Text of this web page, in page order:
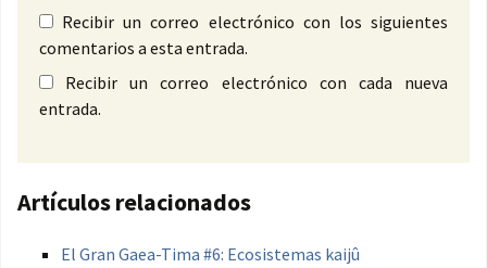
Recibir un correo electrónico con los siguientes
comentarios a esta entrada.
Recibir un correo electrónico con cada nueva
entrada.
Artículos relacionados
El Gran Gaea-Tima #6: Ecosistemas kaijû